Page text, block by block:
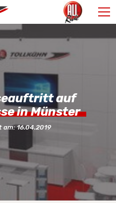
auf
in Münster
am:16.04.2019